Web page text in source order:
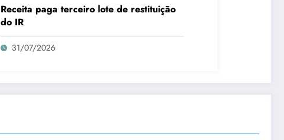
Receita paga terceiro lote de restituição
do IR
31/07/2026